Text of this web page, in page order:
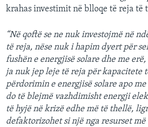
krahas investimit në blloqe të reja të
“Në qoftë se ne nuk investojmë në
të reja, nëse nuk i hapim dyert për
fushën e energjisë solare dhe me erë,
ja nuk jep leje të reja për kapacitete
përdorimin e energjisë solare apo
do të blejmë vazhdimisht energji
të hyjë në krizë edhe më të thellë,
defaktorizohet si një nga resurset më